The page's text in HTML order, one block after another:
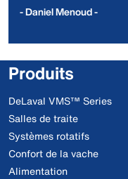
- Daniel Menoud -
Produits
DeLaval VMS™ Series
Salles de traite
Systèmes rotatifs
Confort de la vache
Alimentation